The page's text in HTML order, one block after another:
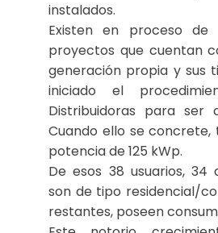
instalados.
Existen en proceso de
proyectos que cuentan
generación propia y sus
iniciado el
Distribuidoras para ser
Cuando ello se concrete,
potencia de 125 kWp.
De esos 38 usuarios, 34
son de tipo residencial/
restantes, poseen